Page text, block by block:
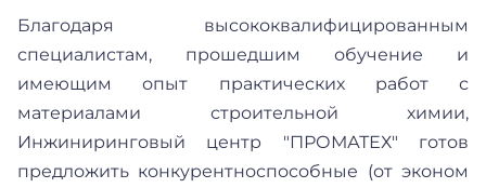
Благодаря высококвалифицированным
специалистам, прошедшим обучение и
имеющим опыт практических работ с
материалами строительной химии,
Инжиниринговый центр "ПРОМАТЕХ" готов
предложить конкурентноспособные (от эконом